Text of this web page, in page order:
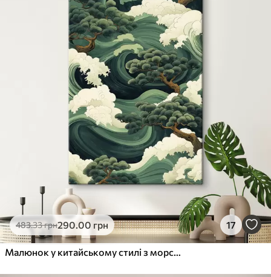
Стійкість до вицвітання
Безпечне чорнило без запаху
Поверхня з текстурою полотна
Екологічний матеріал
грн
Яскраві, насичені кольори
Стійкість до вицвітання
Безпечне чорнило без запаху
Поверхня з текстурою полотна
Екологічний матеріал
Еко-Преміум
Від .00грн
✓Яскраві, насичені кольори
483.33грн290.00 грн 17
Малюнок у китайському стилі з морськими хвилями та соснами